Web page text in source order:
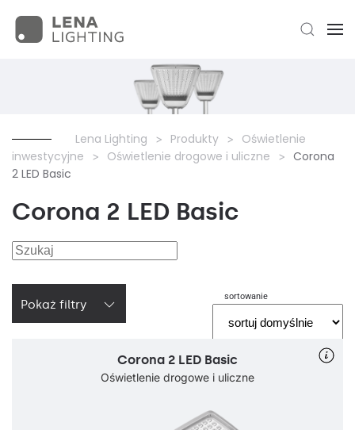
Lena Lighting Produkty
Oświetlenie
inwestycyjne
Oświetlenie drogowe i uliczne
Corona
2 LED Basic
Corona 2 LED Basic
Pokaż filtry
sortowanie
Corona 2 LED Basic
Oświetlenie drogowe i uliczne